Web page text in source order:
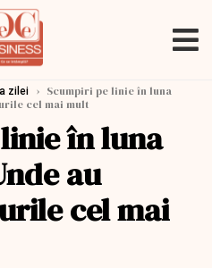
zilei › Scumpiri pe linie în luna
cel mai mult
în luna
au
cel mai